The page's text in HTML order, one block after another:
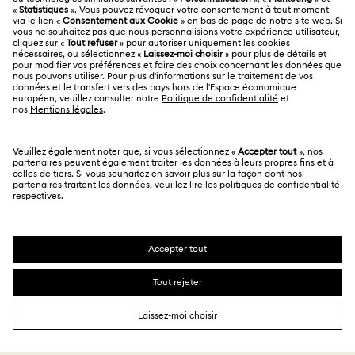
Collection Stilla Collection Swan Collection Una
Collection Una Angelic Collection Vienna
Collection de bijoux et figurines Minions
Collection de figurines et bijoux Black Panther
Collection de figurines et bijoux Captain Marvel
Contactez-Nous
Calculer votre taille
Rechercher une boutique
Emploi & Carrières
Alumni Community
Pour les professionnels
Swarovski Created Diamonds
Kristallwelten
Conditions D’Utilisation
Conditions Générales
Politique De Confidentialité
Gestion Des Cookies
Mention Légale
Déclaration de consentement relative à la protection des
Autres pays/régions
English
Deutsch Español Français
SWAROVSKI et le logo Cygne sont des marques
déposées de Swarovski AG.